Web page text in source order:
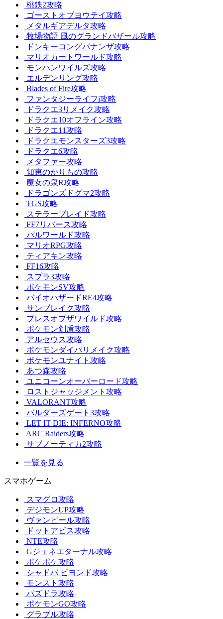
桃鉄2攻略
ゴーストオブヨウテイ攻略
メタルギアデルタ攻略
牧場物語 風のグランドバザール攻略
ドンキーコングバナンザ攻略
マリオカートワールド攻略
モンハンワイルズ攻略
エルデンリング攻略
Blades of Fire攻略
ファンタジーライフi攻略
ドラクエ3リメイク攻略
ドラクエ10オフライン攻略
ドラクエ11攻略
ドラクエモンスターズ3攻略
ドラクエ6攻略
メタファー攻略
知恵のかりもの攻略
魔女の泉R攻略
ドラゴンズドグマ2攻略
TGS攻略
ステラーブレイド攻略
FF7リバース攻略
パルワールド攻略
マリオRPG攻略
ティアキン攻略
FF16攻略
スプラ3攻略
ポケモンSV攻略
バイオハザードRE4攻略
サンブレイク攻略
ブレスオブザワイルド攻略
ポケモン剣盾攻略
アルセウス攻略
ポケモンダイパリメイク攻略
ポケモンユナイト攻略
あつ森攻略
ユニコーンオーバーロード攻略
ロストジャッジメント攻略
VALORANT攻略
バルダーズゲート3攻略
LET IT DIE: INFERNO攻略
ARC Raiders攻略
サブノーティカ2攻略
一覧を見る
スマホゲーム
スマグロ攻略
デジモンUP攻略
ヴァンピール攻略
ドットアビス攻略
NTE攻略
Gジェネエターナル攻略
ポケポケ攻略
シャドバ ビヨンド攻略
モンスト攻略
パズドラ攻略
ポケモンGO攻略
グラブル攻略